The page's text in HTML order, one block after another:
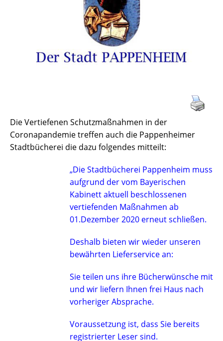
Die Vertiefenen Schutzmaßnahmen in der
Coronapandemie treffen auch die Pappenheimer
Stadtbücherei die dazu folgendes mitteilt:
„Die Stadtbücherei Pappenheim muss
aufgrund der vom Bayerischen
Kabinett aktuell beschlossenen
vertiefenden Maßnahmen ab
01.Dezember 2020 erneut schließen.
Deshalb bieten wir wieder unseren
bewährten Lieferservice an:
Sie teilen uns ihre Bücherwünsche mit
und wir liefern Ihnen frei Haus nach
vorheriger Absprache.
Voraussetzung ist, dass Sie bereits
registrierter Leser sind.